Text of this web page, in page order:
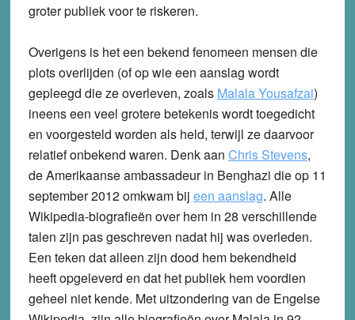
groter publiek voor te riskeren.
Overigens is het een bekend fenomeen mensen die
plots overlijden (of op wie een aanslag wordt
gepleegd die ze overleven, zoals Malala Yousafzai)
ineens een veel grotere betekenis wordt toegedicht
en voorgesteld worden als held, terwijl ze daarvoor
relatief onbekend waren. Denk aan Chris Stevens,
de Amerikaanse ambassadeur in Benghazi die op 11
september 2012 omkwam bij een aanslag. Alle
Wikipedia-biografieën over hem in 28 verschillende
talen zijn pas geschreven nadat hij was overleden.
Een teken dat alleen zijn dood hem bekendheid
heeft opgeleverd en dat het publiek hem voordien
geheel niet kende. Met uitzondering van de Engelse